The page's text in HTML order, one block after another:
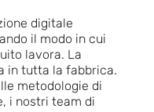
digitale
il modo in cui
lavora. La
in tutta la fabbrica.
metodologie di
i nostri team di